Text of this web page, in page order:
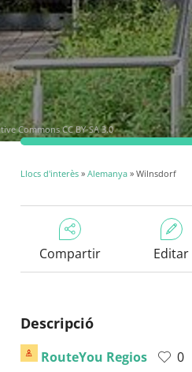
Commons CC BY-SA 3.0
Llocs d'interès » Alemanya » Wilnsdorf
Compartir Editar
Descripció
RouteYou Regios
0